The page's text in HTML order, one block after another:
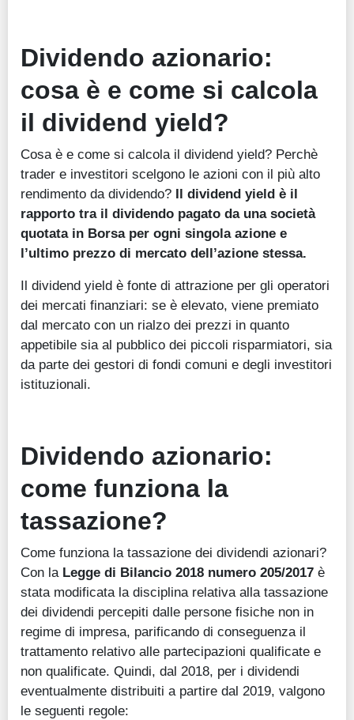
Dividendo azionario:
cosa è e come si calcola
il dividend yield?
Cosa è e come si calcola il dividend yield? Perchè
trader e investitori scelgono le azioni con il più alto
rendimento da dividendo? Il dividend yield è il
rapporto tra il dividendo pagato da una società
quotata in Borsa per ogni singola azione e
l’ultimo prezzo di mercato dell’azione stessa.
Il dividend yield è fonte di attrazione per gli operatori
dei mercati finanziari: se è elevato, viene premiato
dal mercato con un rialzo dei prezzi in quanto
appetibile sia al pubblico dei piccoli risparmiatori, sia
da parte dei gestori di fondi comuni e degli investitori
istituzionali.
Dividendo azionario:
come funziona la
tassazione?
Come funziona la tassazione dei dividendi azionari?
Con la Legge di Bilancio 2018 numero 205/2017 è
stata modificata la disciplina relativa alla tassazione
dei dividendi percepiti dalle persone fisiche non in
regime di impresa, parificando di conseguenza il
trattamento relativo alle partecipazioni qualificate e
non qualificate. Quindi, dal 2018, per i dividendi
eventualmente distribuiti a partire dal 2019, valgono
le seguenti regole: